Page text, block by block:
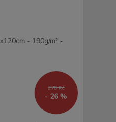
278 Kč
- 26 %